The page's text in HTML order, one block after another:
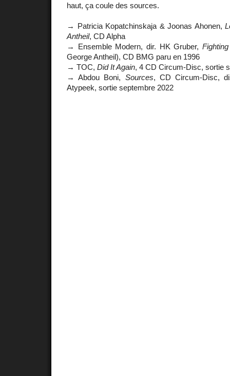
haut, ça coule des sources.
→ Patricia Kopatchinskaja & Joonas Ahonen,
Antheil, CD Alpha
→ Ensemble Modern, dir. HK Gruber,
George Antheil), CD BMG paru en 1996
→ TOC, Did It Again, 4 CD Circum-Disc, sortie
→ Abdou Boni, Sources, CD Circum-Disc,
Atypeek, sortie septembre 2022